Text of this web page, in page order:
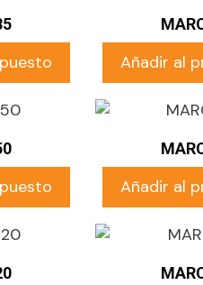
Añadir al
Añadir al